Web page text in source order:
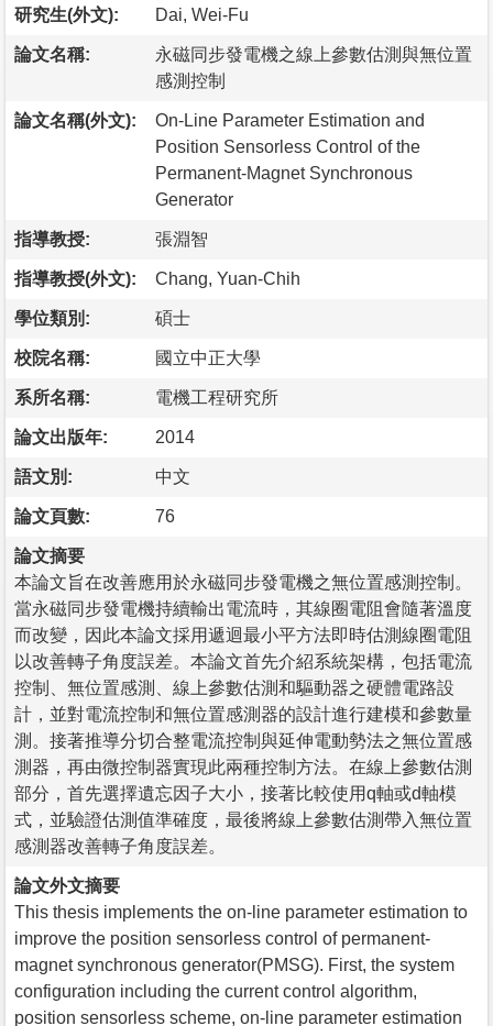
研究生(外文): Dai, Wei-Fu
論文名稱:
永磁同步發電機之線上參數估測與無位置
感測控制
論文名稱(外文):
On-Line Parameter Estimation and
Position Sensorless Control of the
Permanent-Magnet Synchronous
Generator
指導教授: 張淵智
指導教授(外文): Chang, Yuan-Chih
學位類別: 碩士
校院名稱: 國立中正大學
系所名稱: 電機工程研究所
論文出版年: 2014
語文別: 中文
論文頁數: 76
論文摘要
本論文旨在改善應用於永磁同步發電機之無位置感測控制。
當永磁同步發電機持續輸出電流時，其線圈電阻會隨著溫度
而改變，因此本論文採用遞迴最小平方法即時估測線圈電阻
以改善轉子角度誤差。本論文首先介紹系統架構，包括電流
控制、無位置感測、線上參數估測和驅動器之硬體電路設
計，並對電流控制和無位置感測器的設計進行建模和參數量
測。接著推導分切合整電流控制與延伸電動勢法之無位置感
測器，再由微控制器實現此兩種控制方法。在線上參數估測
部分，首先選擇遺忘因子大小，接著比較使用q軸或d軸模
式，並驗證估測值準確度，最後將線上參數估測帶入無位置
感測器改善轉子角度誤差。
論文外文摘要
This thesis implements the on-line parameter estimation to
improve the position sensorless control of permanent-
magnet synchronous generator(PMSG). First, the system
configuration including the current control algorithm,
position sensorless scheme, on-line parameter estimation